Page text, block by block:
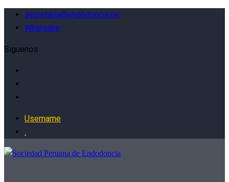
secretaria@endodoncia.pe
Whatsapp
Siguenos
Username
.